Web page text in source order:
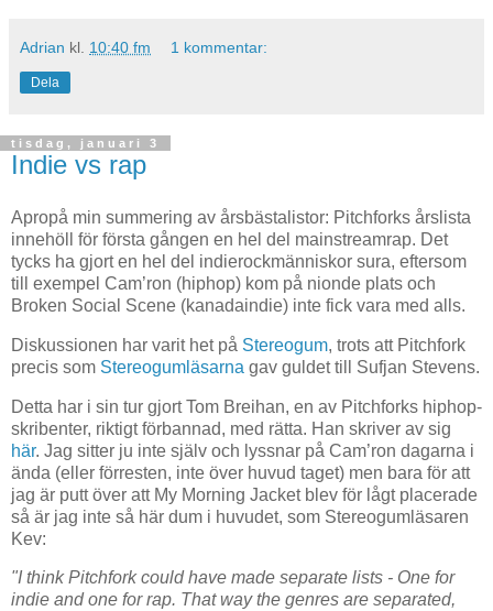
Adrian kl. 10:40 fm 1 kommentar:
Dela
tisdag, januari 3
Indie vs rap
Apropå min summering av årsbästalistor: Pitchforks årslista
innehöll för första gången en hel del mainstreamrap. Det
tycks ha gjort en hel del indierockmänniskor sura, eftersom
till exempel Cam’ron (hiphop) kom på nionde plats och
Broken Social Scene (kanadaindie) inte fick vara med alls.
Diskussionen har varit het på Stereogum, trots att Pitchfork
precis som Stereogumläsarna gav guldet till Sufjan Stevens.
Detta har i sin tur gjort Tom Breihan, en av Pitchforks hiphop-
skribenter, riktigt förbannad, med rätta. Han skriver av sig
här. Jag sitter ju inte själv och lyssnar på Cam’ron dagarna i
ända (eller förresten, inte över huvud taget) men bara för att
jag är putt över att My Morning Jacket blev för lågt placerade
så är jag inte så här dum i huvudet, som Stereogumläsaren
Kev:
"I think Pitchfork could have made separate lists - One for
indie and one for rap. That way the genres are separated,